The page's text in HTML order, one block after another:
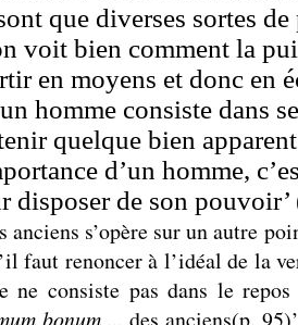
que diverses sortes de
voit bien comment la
en moyens et donc en
homme consiste dans
quelque bien
d’un homme,
disposer de son pouvoir’
anciens s’opère sur un autre
faut renoncer à l’idéal de la
consiste pas dans le
bonum